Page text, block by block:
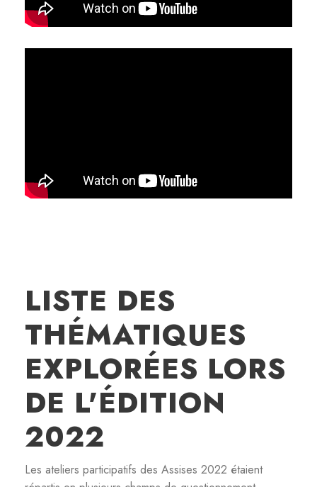
LISTE DES
THÉMATIQUES
EXPLORÉES LORS
DE L'ÉDITION
2022
Les ateliers participatifs des Assises 2022 étaient